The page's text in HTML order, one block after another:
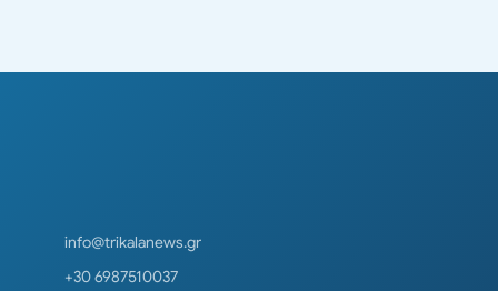
info@trikalanews.gr
+30 6987510037